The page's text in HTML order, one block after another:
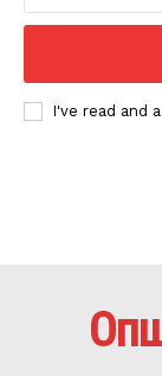
I've read and